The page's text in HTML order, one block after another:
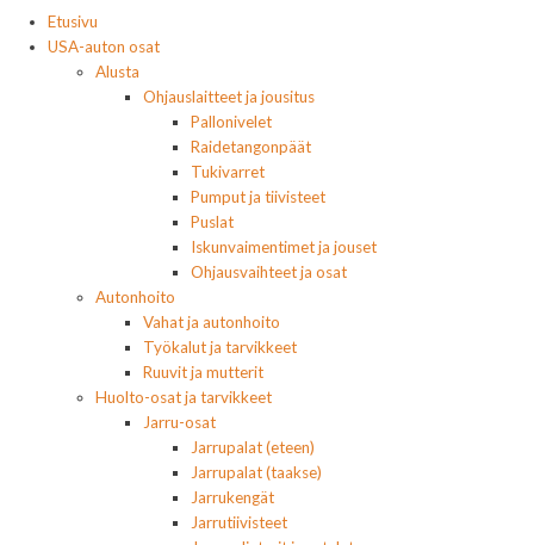
Etusivu
USA-auton osat
Alusta
Ohjauslaitteet ja jousitus
Pallonivelet
Raidetangonpäät
Tukivarret
Pumput ja tiivisteet
Puslat
Iskunvaimentimet ja jouset
Ohjausvaihteet ja osat
Autonhoito
Vahat ja autonhoito
Työkalut ja tarvikkeet
Ruuvit ja mutterit
Huolto-osat ja tarvikkeet
Jarru-osat
Jarrupalat (eteen)
Jarrupalat (taakse)
Jarrukengät
Jarrutiivisteet